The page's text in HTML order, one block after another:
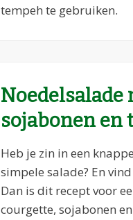
tempeh te gebruiken.
Noedelsalade
sojabonen en
Heb je zin in een
simpele salade? En
Dan is dit recept voor
courgette, sojabonen